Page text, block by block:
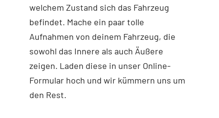
welchem Zustand sich das Fahrzeug
befindet. Mache ein paar tolle
Aufnahmen von deinem Fahrzeug, die
sowohl das Innere als auch Äußere
zeigen. Laden diese in unser Online-
Formular hoch und wir kümmern uns um
den Rest.